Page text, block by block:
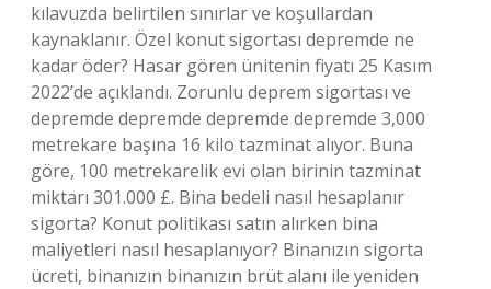
kılavuzda belirtilen sınırlar ve koşullardan
kaynaklanır. Özel konut sigortası depremde ne
kadar öder? Hasar gören ünitenin fiyatı 25 Kasım
2022’de açıklandı. Zorunlu deprem sigortası ve
depremde depremde depremde depremde 3,000
metrekare başına 16 kilo tazminat alıyor. Buna
göre, 100 metrekarelik evi olan birinin tazminat
miktarı 301.000 £. Bina bedeli nasıl hesaplanır
sigorta? Konut politikası satın alırken bina
maliyetleri nasıl hesaplanıyor? Binanızın sigorta
ücreti, binanızın binanızın brüt alanı ile yeniden